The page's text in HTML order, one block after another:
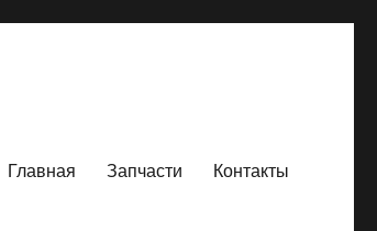
Главная Запчасти Контакты